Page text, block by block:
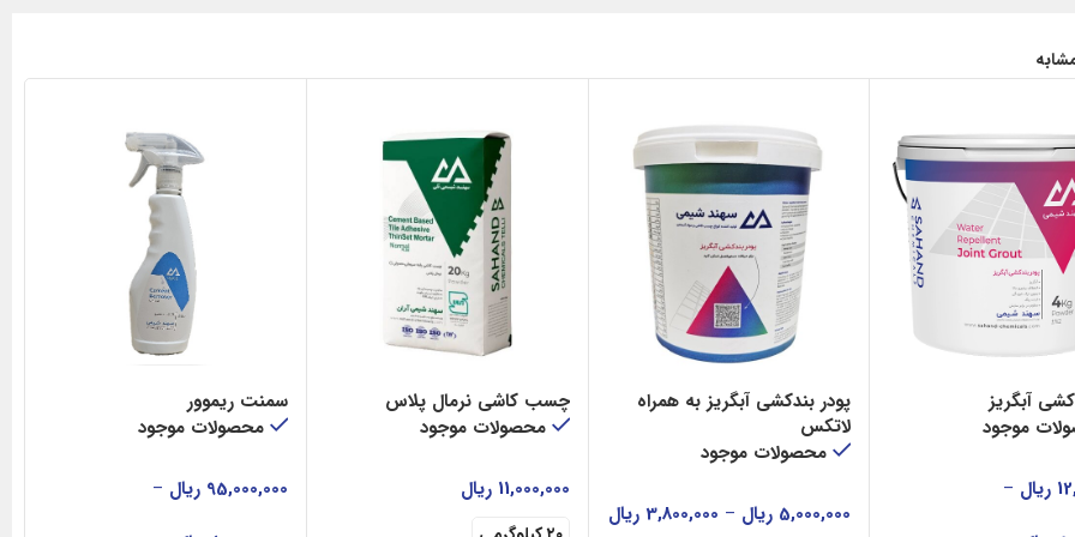
آبگریز
موجود
ریال –
پودر بندکشی آبگریز به همراه
لاتکس
محصولات موجود
5,000,000 ریال –
3,800,000 ریال
چسب کاشی نرمال پلاس
محصولات موجود
11,000,000 ریال
سمنت ریموور
محصولات موجود
95,000,000 ریال –